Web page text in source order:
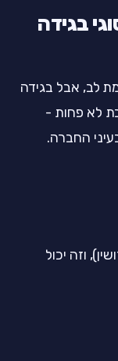
בגידה
לב, אבל בגידה
לא פחות -
החברה.
וזה יכול